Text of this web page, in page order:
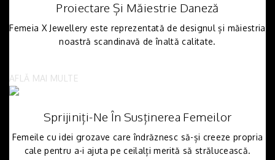
Proiectare Și Măiestrie Daneză
Femeia X Jewellery este reprezentată de designul și măiestria
noastră scandinavă de înaltă calitate.
AFLĂ MAI MULTE
Sprijiniți-Ne În Susținerea Femeilor
Femeile cu idei grozave care îndrăznesc să-și creeze propria
cale pentru a-i ajuta pe ceilalți merită să strălucească.